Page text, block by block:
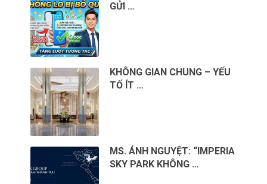
GỬI …
KHÔNG GIAN CHUNG – YẾU
TỐ ÍT …
MS. ÁNH NGUYỆT: “IMPERIA
SKY PARK KHÔNG …